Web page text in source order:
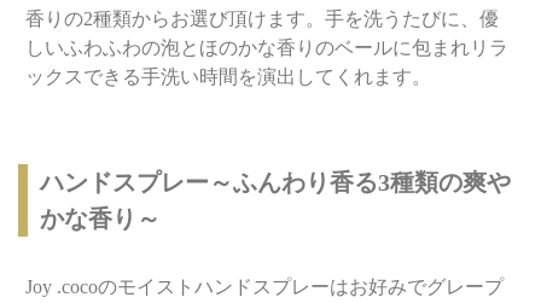
香りの2種類からお選び頂けます。手を洗うたびに、優
しいふわふわの泡とほのかな香りのベールに包まれリラ
ックスできる手洗い時間を演出してくれます。
ハンドスプレー～ふんわり香る3種類の爽や
かな香り～
Joy .cocoのモイストハンドスプレーはお好みでグレープ